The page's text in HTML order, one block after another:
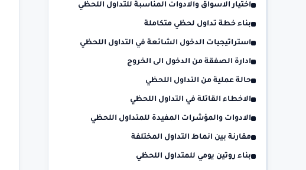
اختيار الاسواق والادوات المناسبة للتداول اللحظي
بناء خطة تداول لحظي متكاملة
استراتيجيات الدخول الشائعة في التداول اللحظي
ادارة الصفقة من الدخول الى الخروج
حالة عملية من التداول اللحظي
الاخطاء القاتلة في التداول اللحظي
الادوات والمؤشرات المفيدة للمتداول اللحظي
مقارنة بين انماط التداول المختلفة
بناء روتين يومي للمتداول اللحظي